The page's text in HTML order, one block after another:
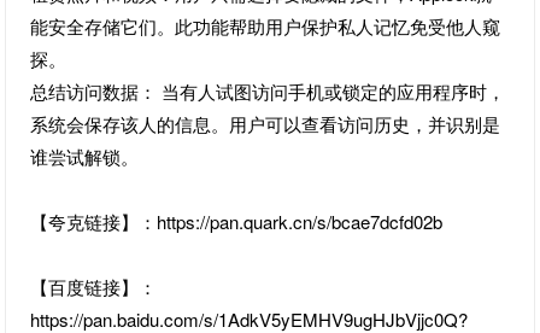
能安全存储它们。此功能帮助用户保护私人记忆免受他人窥
探。
总结访问数据： 当有人试图访问手机或锁定的应用程序时，
系统会保存该人的信息。用户可以查看访问历史，并识别是
谁尝试解锁。
【夸克链接】：https://pan.quark.cn/s/bcae7dcfd02b
【百度链接】：
https://pan.baidu.com/s/1AdkV5yEMHV9ugHJbVjjc0Q?